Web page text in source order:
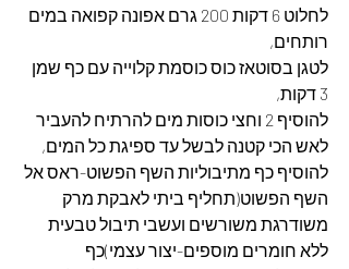
לחלוט 6 דקות 200 גרם אפונה קפואה במים
רותחים,
לטגן בסוטאז כוס כוסמת קלוייה עם כף שמן
3 דקות,
להוסיף 2 וחצי כוסות מים להרתיח להעביר
לאש הכי קטנה לבשל עד ספיגת כל המים,
להוסיף כף מתיבוליות השף הפשוט-ראס אל
השף הפשוט(תחליף ביתי לאבקת מרק
משודרגת משורשים ועשבי תיבול טבעית
ללא חומרים מוספים-יצור עצמי)כף